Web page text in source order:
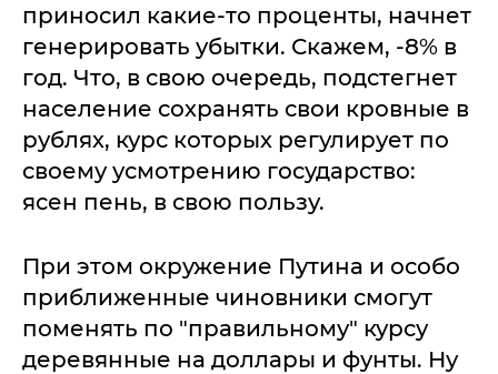
приносил какие-то проценты, начнет
генерировать убытки. Скажем, -8% в
год. Что, в свою очередь, подстегнет
население сохранять свои кровные в
рублях, курс которых регулирует по
своему усмотрению государство:
ясен пень, в свою пользу.
При этом окружение Путина и особо
приближенные чиновники смогут
поменять по "правильному" курсу
деревянные на доллары и фунты. Ну